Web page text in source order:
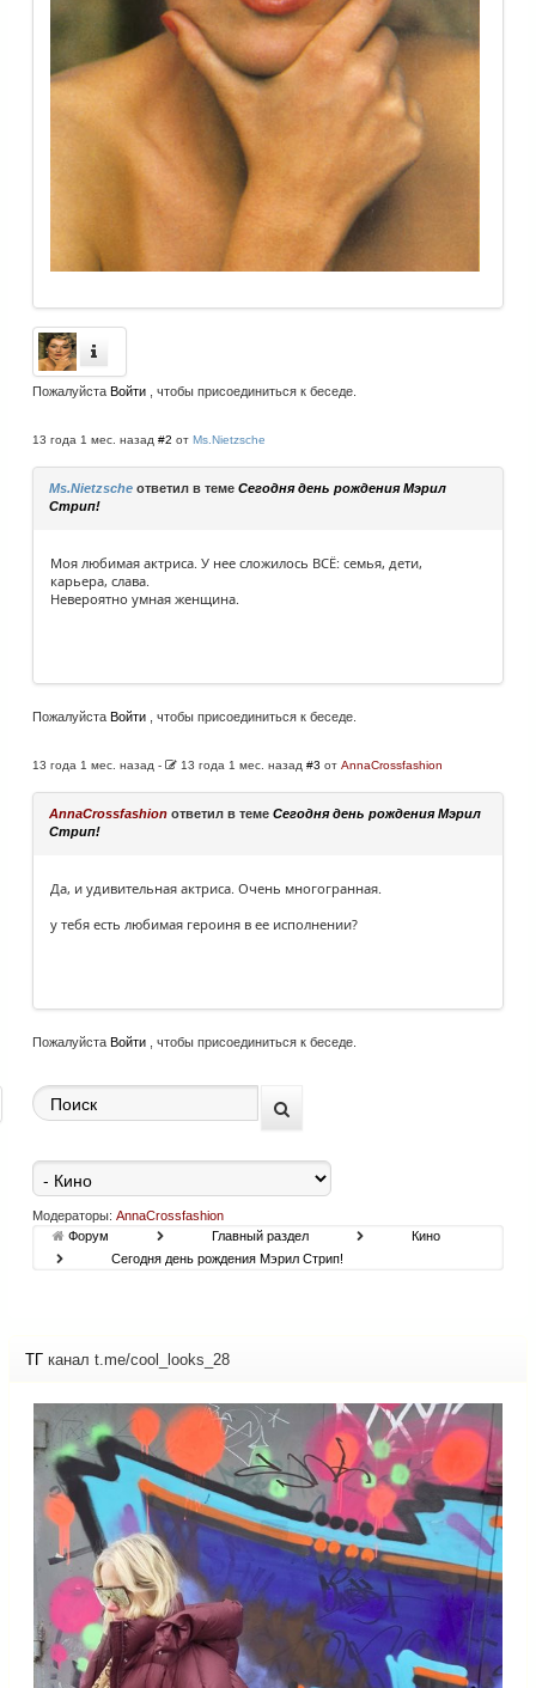
Пожалуйста Войти , чтобы присоединиться к беседе.
13 года 1 мес. назад #2 от Ms.Nietzsche
Ms.Nietzsche ответил в теме Сегодня день рождения Мэрил
Стрип!
Моя любимая актриса. У нее сложилось ВСЁ: семья, дети,
карьера, слава.
Невероятно умная женщина.
Пожалуйста Войти , чтобы присоединиться к беседе.
13 года 1 мес. назад - 13 года 1 мес. назад #3 от AnnaCrossfashion
AnnaCrossfashion ответил в теме Сегодня день рождения Мэрил
Стрип!
Да, и удивительная актриса. Очень многогранная.
у тебя есть любимая героиня в ее исполнении?
Пожалуйста Войти , чтобы присоединиться к беседе.
Модераторы: AnnaCrossfashion
Форум
Главный раздел
Кино
Сегодня день рождения Мэрил Стрип!
ТГ канал t.me/cool_looks_28